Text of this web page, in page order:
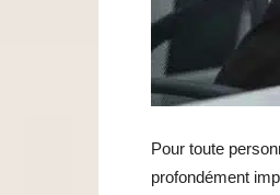
Pour toute
profondément